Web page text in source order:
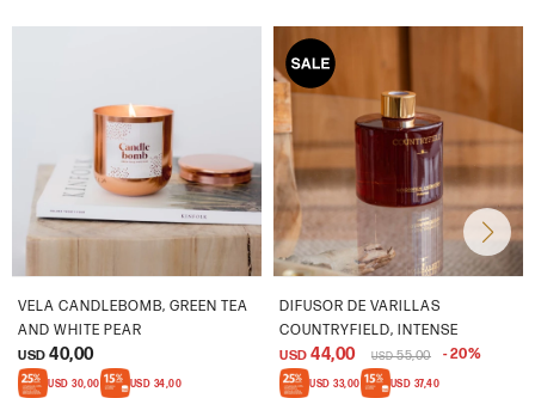
VELA CANDLEBOMB, GREEN TEA
AND WHITE PEAR
USD 40,00
USD 30,00 USD 34,00
DIFUSOR DE VARILLAS
COUNTRYFIELD, INTENSE
USD 44,00 USD 55,00 20
USD 33,00 USD 37,40